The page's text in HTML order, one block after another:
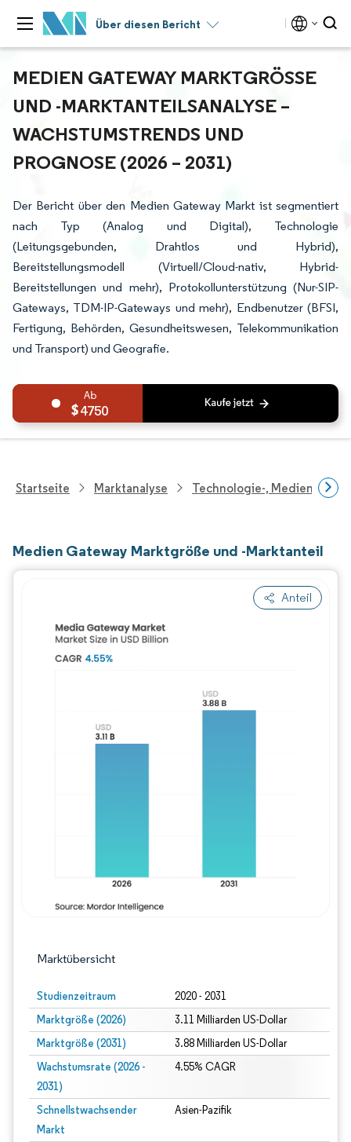
Über diesen Bericht
MEDIEN GATEWAY MARKTGRÖSSE U
ND -MARKTANTEILSANALYSE – W
ACHSTUMSTRENDS UND P
ROGNOSE (2026 – 2031)
Der Bericht über den Medien Gateway Markt ist segmentiert
nach Typ (Analog und Digital), Technologie
(Leitungsgebunden, Drahtlos und Hybrid),
Bereitstellungsmodell (Virtuell/Cloud-nativ, Hybrid-
Bereitstellungen und mehr), Protokollunterstützung (Nur-SIP-
Gateways, TDM-IP-Gateways und mehr), Endbenutzer (BFSI,
Fertigung, Behörden, Gesundheitswesen, Telekommunikation
und Transport) und Geografie.
4750
Startseite Marktanalyse Technologie-, Medien- Und
Medien Gateway Marktgröße und -Marktanteil
Anteil
Marktübersicht
Studienzeitraum 2020 - 2031
Marktgröße (2026) 3.11 Milliarden US-Dollar
Marktgröße (2031) 3.88 Milliarden US-Dollar
Wachstumsrate (2026 -
2031)
4.55% CAGR
Schnellstwachsender
Markt
Asien-Pazifik